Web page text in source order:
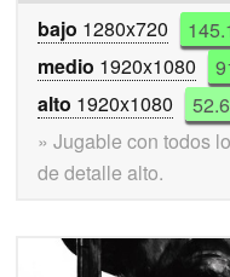
bajo 1280x720
medio 1920x1080
alto 1920x1080 52.6
» Jugable con todos
de detalle alto.